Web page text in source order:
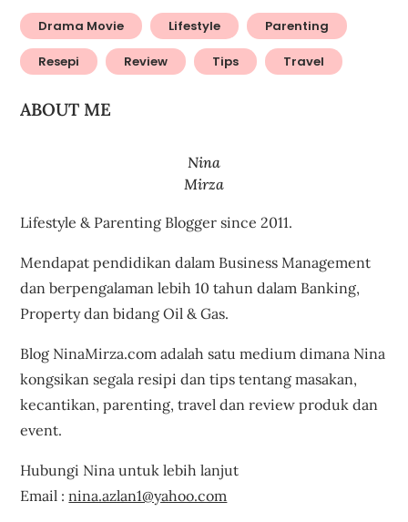
Drama Movie Lifestyle Parenting
Resepi Review Tips Travel
ABOUT ME
Nina
Mirza
Lifestyle & Parenting Blogger since 2011.
Mendapat pendidikan dalam Business Management
dan berpengalaman lebih 10 tahun dalam Banking,
Property dan bidang Oil & Gas.
Blog NinaMirza.com adalah satu medium dimana Nina
kongsikan segala resipi dan tips tentang masakan,
kecantikan, parenting, travel dan review produk dan
event.
Hubungi Nina untuk lebih lanjut
Email :nina.azlan1@yahoo.com